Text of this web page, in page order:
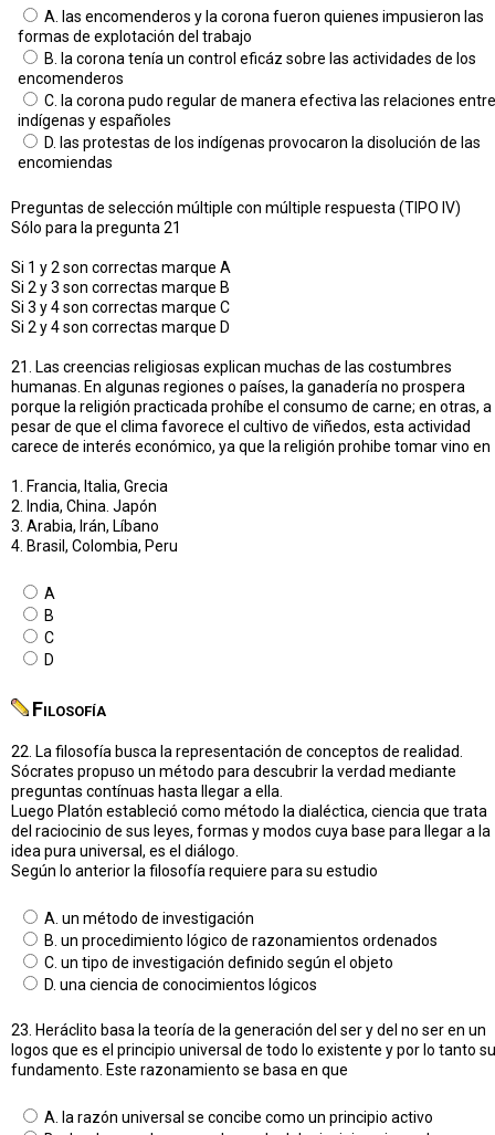
A. las encomenderos y la corona fueron quienes impusieron las
formas de explotación del trabajo
B. la corona tenía un control eficáz sobre las actividades de los
encomenderos
C. la corona pudo regular de manera efectiva las relaciones entre
indígenas y españoles
D. las protestas de los indígenas provocaron la disolución de las
encomiendas
Preguntas de selección múltiple con múltiple respuesta (TIPO IV)
Sólo para la pregunta 21
Si 1 y 2 son correctas marque A
Si 2 y 3 son correctas marque B
Si 3 y 4 son correctas marque C
Si 2 y 4 son correctas marque D
21. Las creencias religiosas explican muchas de las costumbres
humanas. En algunas regiones o países, la ganadería no prospera
porque la religión practicada prohíbe el consumo de carne; en otras, a
pesar de que el clima favorece el cultivo de viñedos, esta actividad
carece de interés económico, ya que la religión prohibe tomar vino en
1. Francia, Italia, Grecia
2. India, China. Japón
3. Arabia, Irán, Líbano
4. Brasil, Colombia, Peru
A
B
C
D
Filosofía
22. La filosofía busca la representación de conceptos de realidad.
Sócrates propuso un método para descubrir la verdad mediante
preguntas contínuas hasta llegar a ella.
Luego Platón estableció como método la dialéctica, ciencia que trata
del raciocinio de sus leyes, formas y modos cuya base para llegar a la
idea pura universal, es el diálogo.
Según lo anterior la filosofía requiere para su estudio
A. un método de investigación
B. un procedimiento lógico de razonamientos ordenados
C. un tipo de investigación definido según el objeto
D. una ciencia de conocimientos lógicos
23. Heráclito basa la teoría de la generación del ser y del no ser en un
logos que es el principio universal de todo lo existente y por lo tanto su
fundamento. Este razonamiento se basa en que
A. la razón universal se concibe como un principio activo